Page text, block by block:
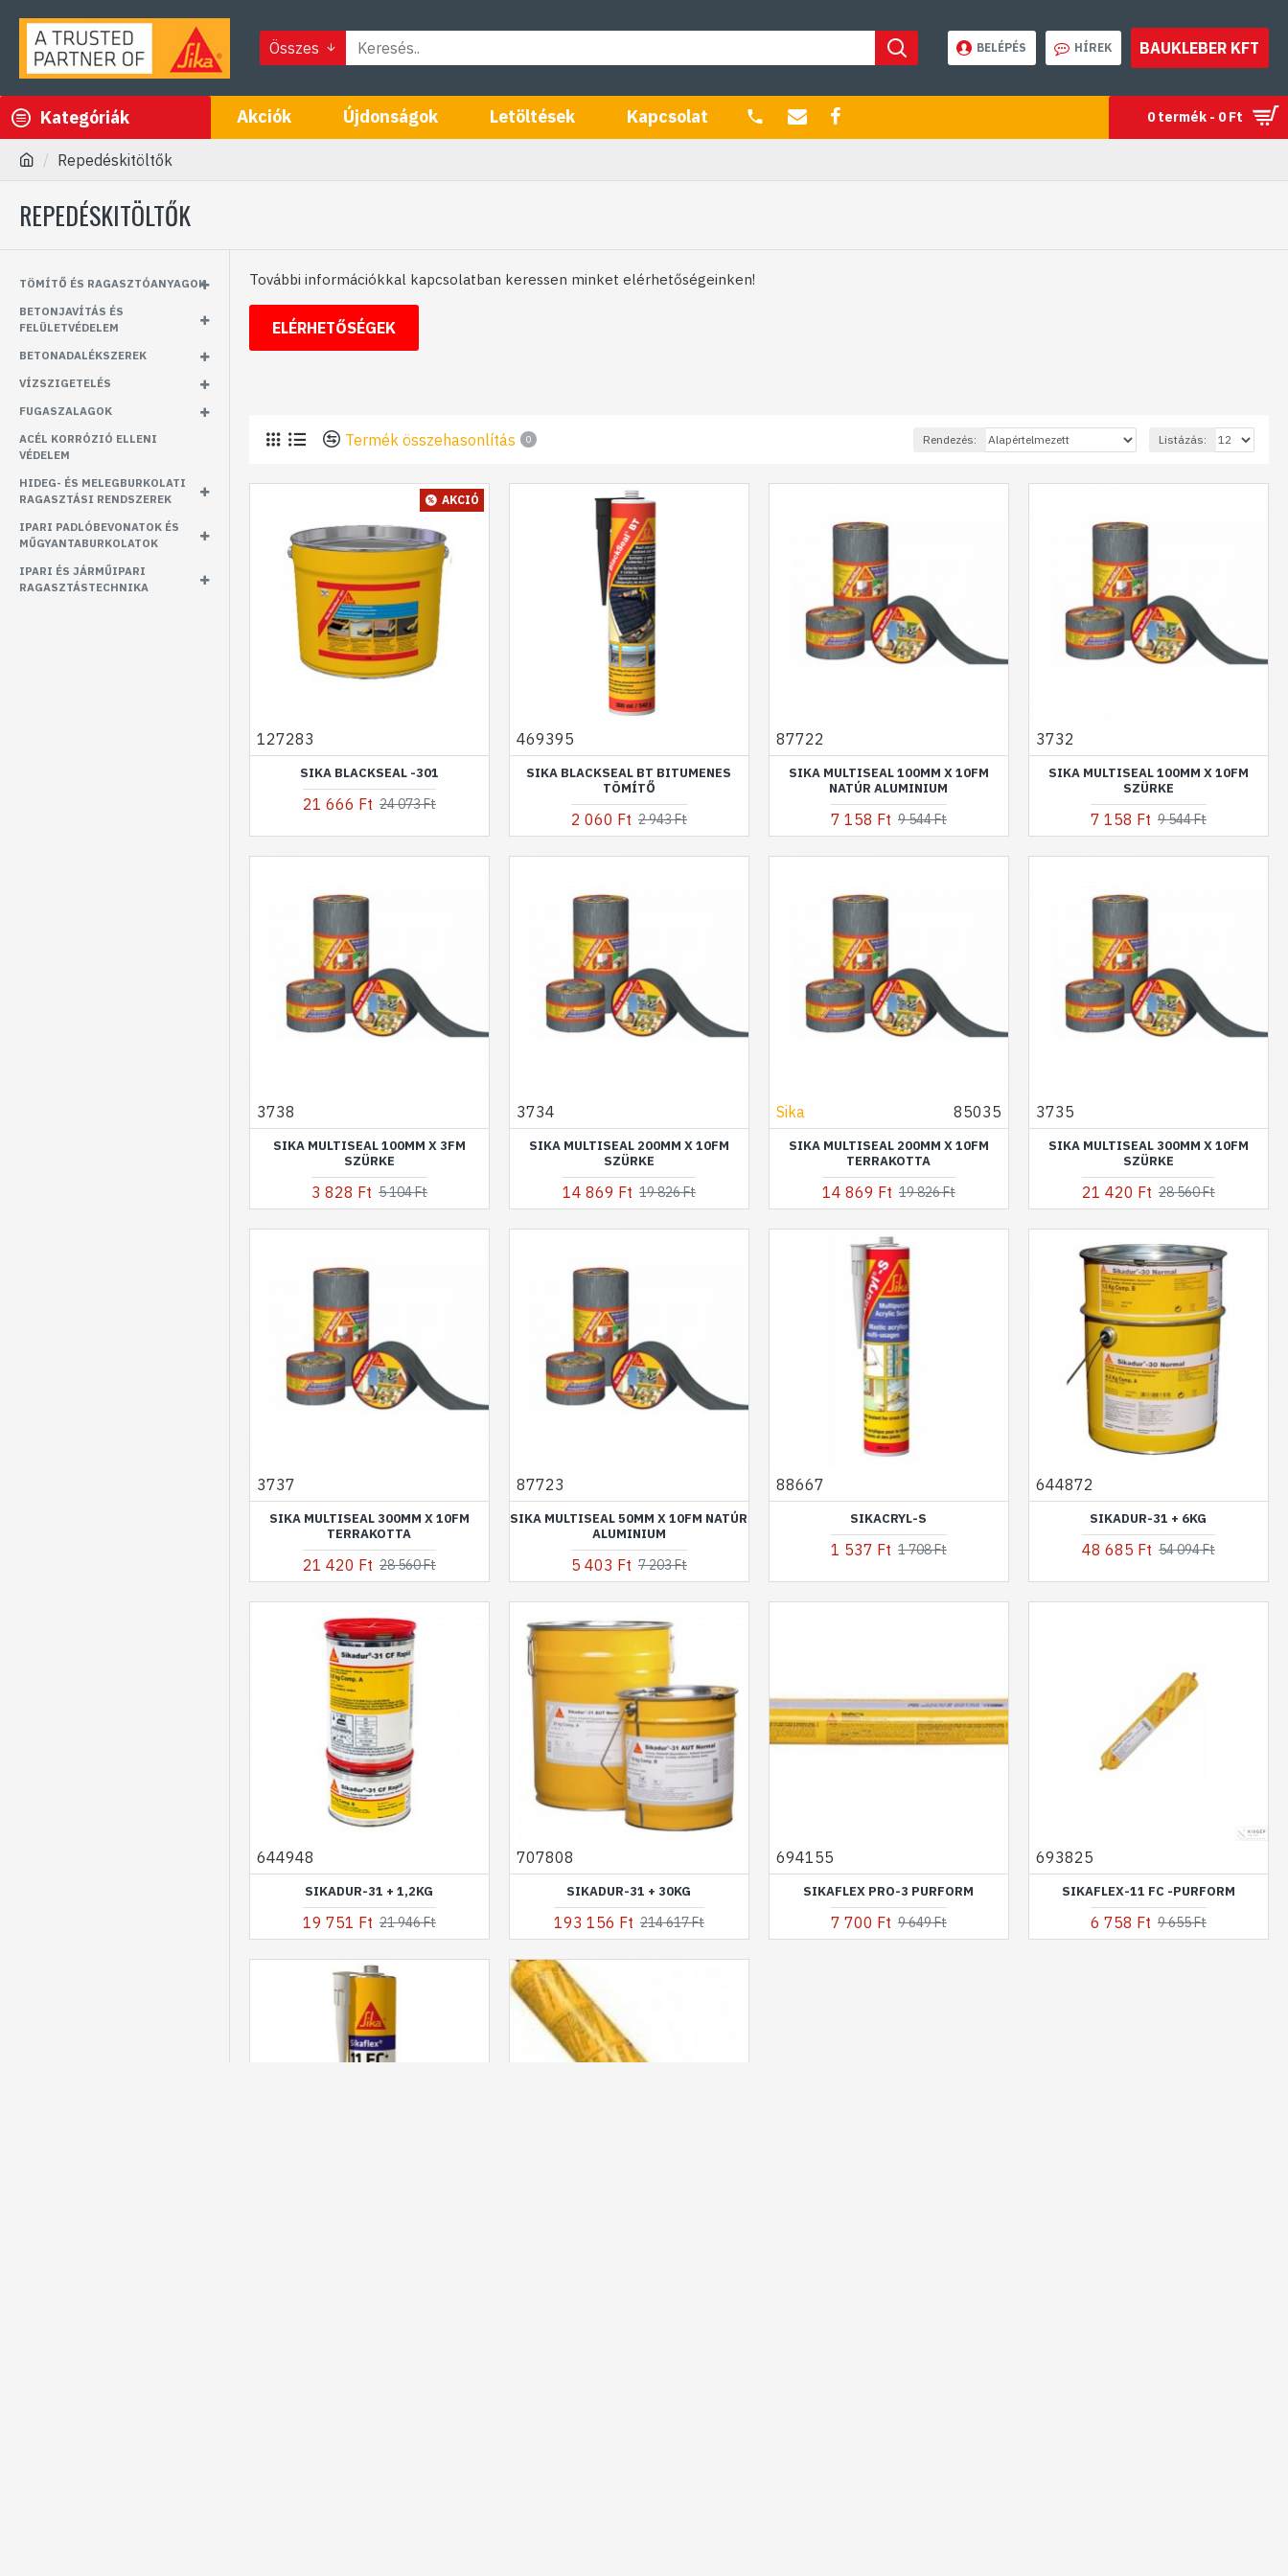
Összes BELÉPÉS HÍREK BAUKLEBER KFT
Kategóriák Akciók Újdonságok Letöltések Kapcsolat 0 termék - 0 Ft
Repedéskitöltők
REPEDÉSKITÖLTŐK
TÖMÍTŐ ÉS RAGASZTÓANYAGOK
BETONJAVÍTÁS ÉS
FELÜLETVÉDELEM
BETONADALÉKSZEREK
VÍZSZIGETELÉS
FUGASZALAGOK
ACÉL KORRÓZIÓ ELLENI
VÉDELEM
HIDEG- ÉS MELEGBURKOLATI
RAGASZTÁSI RENDSZEREK
IPARI PADLÓBEVONATOK ÉS
MŰGYANTABURKOLATOK
IPARI ÉS JÁRMŰIPARI
RAGASZTÁSTECHNIKA
További információkkal kapcsolatban keressen minket elérhetőségeinken!
ELÉRHETŐSÉGEK
Termék összehasonlítás 0 Rendezés: Listázás:
AKCIÓ
127283
SIKA BLACKSEAL -301
21 666 Ft 24 073 Ft
469395
SIKA BLACKSEAL BT BITUMENES
TÖMÍTŐ
2 060 Ft 2 943 Ft
87722
SIKA MULTISEAL 100MM X 10FM
NATÚR ALUMINIUM
7 158 Ft 9 544 Ft
3732
SIKA MULTISEAL 100MM X 10FM
SZÜRKE
7 158 Ft 9 544 Ft
3738
SIKA MULTISEAL 100MM X 3FM
SZÜRKE
3 828 Ft 5 104 Ft
3734
SIKA MULTISEAL 200MM X 10FM
SZÜRKE
14 869 Ft 19 826 Ft
Sika 85035
SIKA MULTISEAL 200MM X 10FM
TERRAKOTTA
14 869 Ft 19 826 Ft
3735
SIKA MULTISEAL 300MM X 10FM
SZÜRKE
21 420 Ft 28 560 Ft
3737
SIKA MULTISEAL 300MM X 10FM
TERRAKOTTA
21 420 Ft 28 560 Ft
87723
SIKA MULTISEAL 50MM X 10FM NATÚR
ALUMINIUM
5 403 Ft 7 203 Ft
88667
SIKACRYL-S
1 537 Ft 1 708 Ft
644872
SIKADUR-31 + 6KG
48 685 Ft 54 094 Ft
644948
SIKADUR-31 + 1,2KG
19 751 Ft 21 946 Ft
707808
SIKADUR-31 + 30KG
193 156 Ft 214 617 Ft
694155
SIKAFLEX PRO-3 PURFORM
7 700 Ft 9 649 Ft
693825
SIKAFLEX-11 FC -PURFORM
6 758 Ft 9 655 Ft